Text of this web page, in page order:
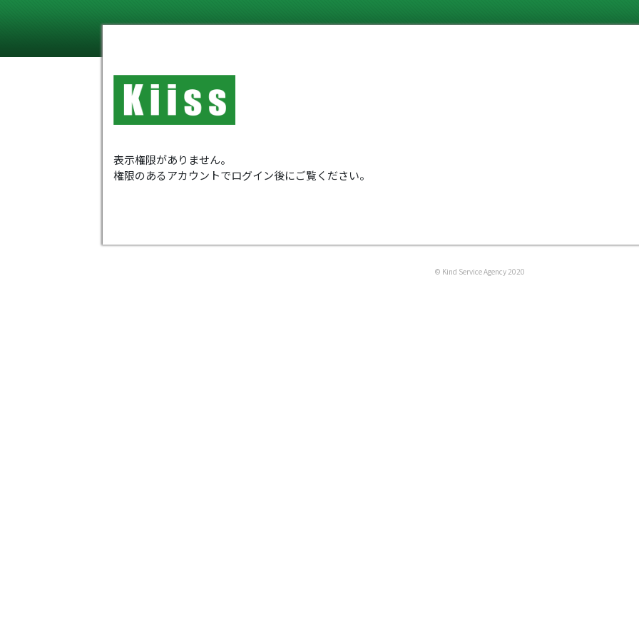
表示権限がありません。
権限のあるアカウントでログイン後にご覧ください。
© Kind Service Agency 2020